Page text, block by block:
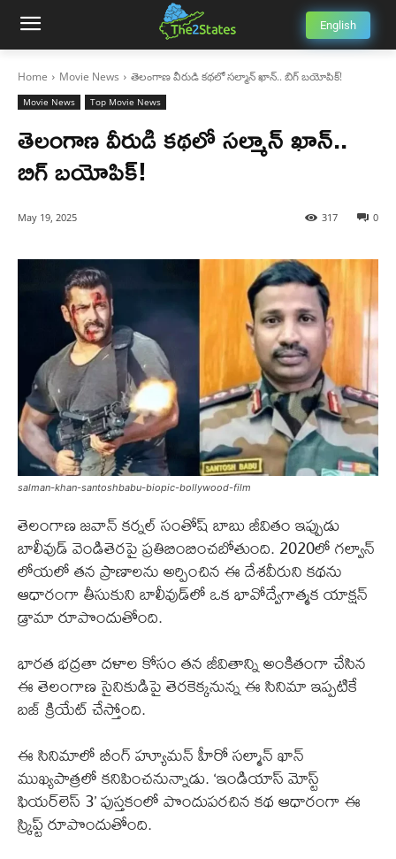
English
Home Movie News తెలంగాణ వీరుడి కథలో సల్మాన్ ఖాన్.. బిగ్ బయోపిక్!
Movie News Top Movie News
తెలంగాణ వీరుడి కథలో సల్మాన్ ఖాన్..
బిగ్ బయోపిక్!
May 19, 2025 0
317
salman-khan-santoshbabu-biopic-bollywood-film
తెలంగాణ జవాన్ కర్నల్ సంతోష్ బాబు జీవితం ఇప్పుడు
బాలీవుడ్ వెండితెరపై ప్రతిబింబించబోతుంది. 2020లో గల్వాన్
లోయలో తన ప్రాణాలను అర్పించిన ఈ దేశవీరుని కథను
ఆధారంగా తీసుకుని బాలీవుడ్‌లో ఒక భావోద్వేగాత్మక యాక్షన్
డ్రామా రూపొందుతోంది.
భారత భద్రతా దళాల కోసం తన జీవితాన్ని అంకితంగా చేసిన
ఈ తెలంగాణ సైనికుడిపై తెరకెక్కనున్న ఈ సినిమా ఇప్పటికే
బజ్ క్రియేట్ చేస్తోంది.
ఈ సినిమాలో బీంగ్ హ్యూమన్ హీరో సల్మాన్ ఖాన్
ముఖ్యపాత్రలో కనిపించనున్నాడు. ‘ఇండియాస్ మోస్ట్
ఫియర్‌లెస్ 3’ పుస్తకంలో పొందుపరచిన కథ ఆధారంగా ఈ
స్క్రిప్ట్ రూపొందుతోంది.